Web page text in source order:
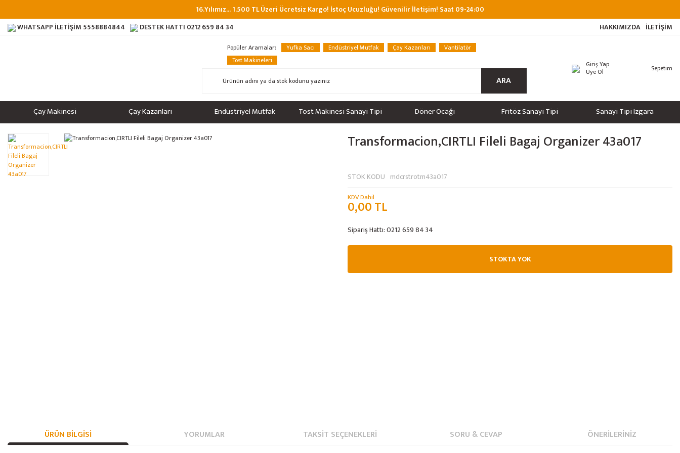
16.Yılımız... 1.500 TL Üzeri Ücretsiz Kargo! İstoç Ucuzluğu! Güvenilir İletişim! Saat 09-24:00
WHATSAPP İLETİŞİM 5558884844 DESTEK HATTI 0212 659 84 34 HAKKIMIZDA İLETİŞİM
Popüler Aramalar: Yufka Sacı Endüstriyel Mutfak Çay Kazanları
Vantilatör
Tost Makineleri
ARA
Giriş Yap
Üye Ol Sepetim
Çay Makinesi Çay Kazanları Endüstriyel Mutfak Tost Makinesi Sanayi Tipi Döner Ocağı Fritöz Sanayi Tipi Sanayi Tipi Izgara
Transformacion,CIRTLI Fileli Bagaj Organizer 43a017
STOK KODU mdcrstrotm43a017
KDV Dahil
0,00 TL
Sipariş Hattı:0212 659 84 34
STOKTA YOK
ÜRÜN BILGISI YORUMLAR TAKSIT SEÇENEKLERI SORU & CEVAP ÖNERILERINIZ